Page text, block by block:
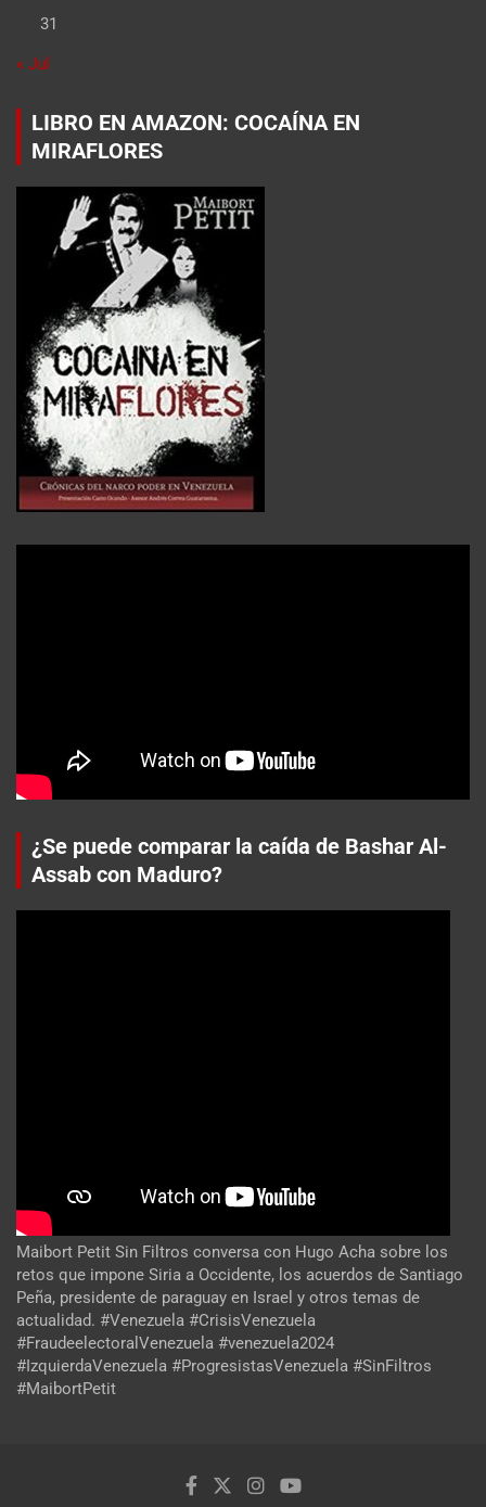
31
« Jul
LIBRO EN AMAZON: COCAÍNA EN
MIRAFLORES
¿Se puede comparar la caída de Bashar Al-
Assab con Maduro?
Maibort Petit Sin Filtros conversa con Hugo Acha sobre los
retos que impone Siria a Occidente, los acuerdos de Santiago
Peña, presidente de paraguay en Israel y otros temas de
actualidad. #Venezuela #CrisisVenezuela
#FraudeelectoralVenezuela #venezuela2024
#IzquierdaVenezuela #ProgresistasVenezuela #SinFiltros
#MaibortPetit